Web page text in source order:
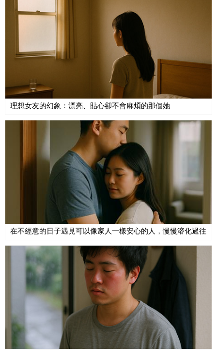
理想女友的幻象：漂亮、貼心卻不會麻煩的那個她
在不經意的日子遇見可以像家人一樣安心的人，慢慢溶化過往